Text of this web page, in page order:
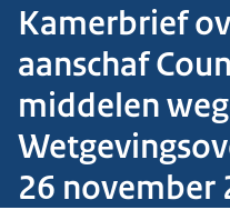
Kamerbrief
aanschaf
middelen
26 november